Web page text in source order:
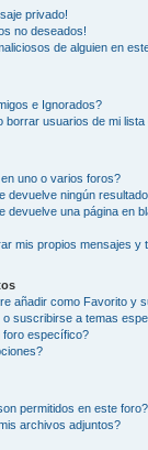
privado!
no deseados!
de alguien en
e Ignorados?
borrar usuarios de mi
uno o varios foros?
devuelve ningún
devuelve una página en
mis propios mensajes y
añadir como Favorito y
suscribirse a temas
foro específico?
permitidos en este foro?
archivos adjuntos?